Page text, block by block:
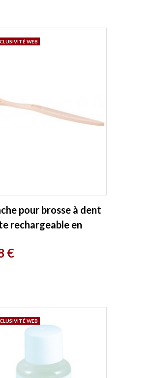
pour brosse à dent
rechargeable en
€
WEB
WEB